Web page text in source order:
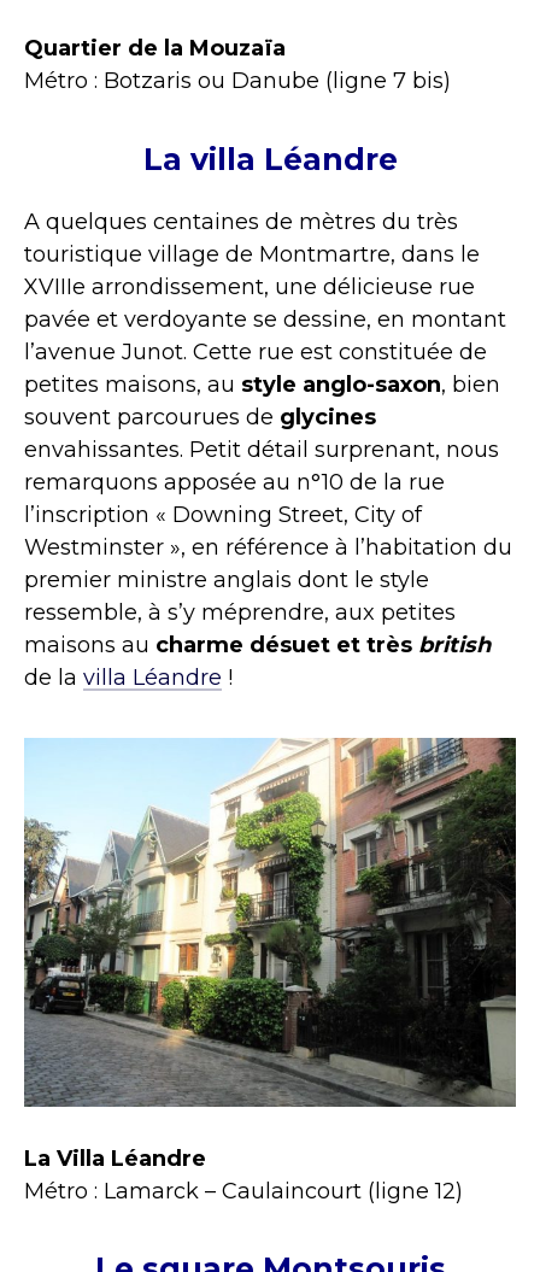
Quartier de la Mouzaïa
Métro : Botzaris ou Danube (ligne 7 bis)
La villa Léandre
A quelques centaines de mètres du très
touristique village de Montmartre, dans le
XVIIIe arrondissement, une délicieuse rue
pavée et verdoyante se dessine, en montant
l’avenue Junot. Cette rue est constituée de
petites maisons, au style anglo-saxon, bien
souvent parcourues de glycines
envahissantes. Petit détail surprenant, nous
remarquons apposée au n°10 de la rue
l’inscription « Downing Street, City of
Westminster », en référence à l’habitation du
premier ministre anglais dont le style
ressemble, à s’y méprendre, aux petites
maisons au charme désuet et très british
de la villa Léandre !
La Villa Léandre
Métro : Lamarck – Caulaincourt (ligne 12)